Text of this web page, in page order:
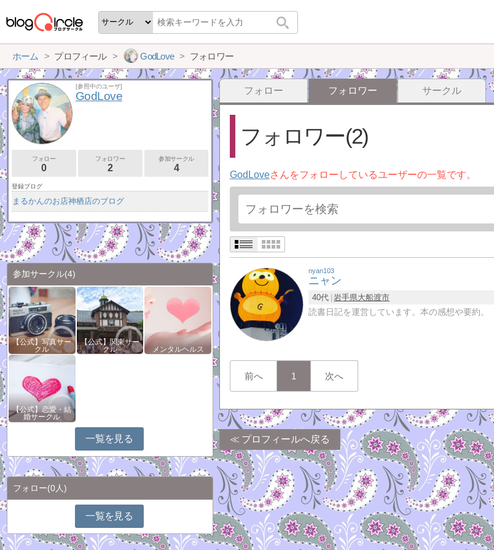
ホーム プロフィール GodLove フォロワー
フォロー フォロワー サークル
フォロワー(2)
GodLoveさんをフォローしているユーザーの一覧です。
nyan103
ニャン
40代 岩手県大船渡市
読書日記を運営しています。本の感想や要約。
前へ 1 次へ
プロフィールへ戻る
[参照中のユーザ]
GodLove
フォロー
0
フォロワー
2
参加サークル
4
登録ブログ
まるかんのお店神栖店のブログ
参加サークル(4)
【公式】写真サー
クル
【公式】関東サー
クル
メンタルヘルス
【公式】恋愛・結
婚サークル
一覧を見る
フォロー(0人)
一覧を見る